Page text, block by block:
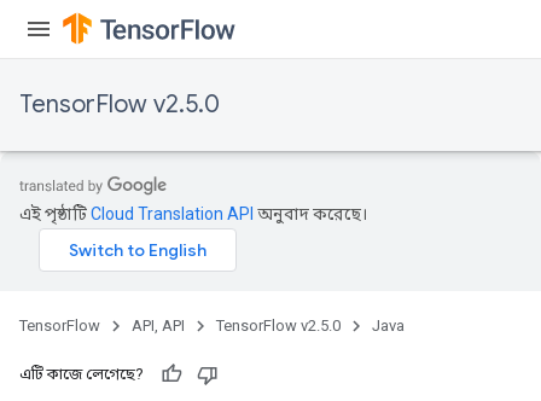
TensorFlow v2.5.0
এই পৃষ্ঠাটিCloud Translation API অনুবাদ করেছে।
TensorFlow API, API TensorFlow v2.5.0 Java
এটি কাজে লেগেছে?